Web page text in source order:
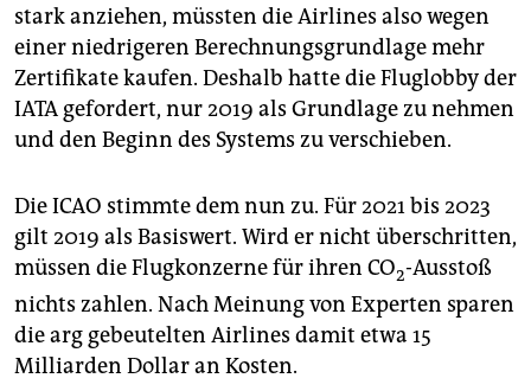
stark anziehen, müssten die Airlines also wegen
einer niedrigeren Berechnungsgrundlage mehr
Zertifikate kaufen. Deshalb hatte die Fluglobby der
IATA gefordert, nur 2019 als Grundlage zu nehmen
und den Beginn des Systems zu verschieben.
Die ICAO stimmte dem nun zu. Für 2021 bis 2023
gilt 2019 als Basiswert. Wird er nicht überschritten,
müssen die Flugkonzerne für ihren CO2-Ausstoß
nichts zahlen. Nach Meinung von Experten sparen
die arg gebeutelten Airlines damit etwa 15
Milliarden Dollar an Kosten.